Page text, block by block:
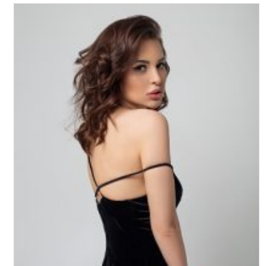
Le
Cas
D’un
Couple
Gay